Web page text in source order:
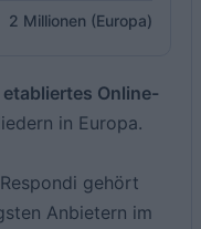
2 Millionen (Europa)
etabliertes Online-
in Europa.
gehört
Anbietern im